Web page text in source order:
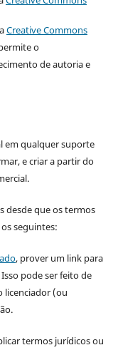
Creative Commons
o
de autoria e
em qualquer suporte
e criar a partir do
desde que os termos
seguintes:
, prover um link para
Isso pode ser feito de
licenciador (ou
termos jurídicos ou